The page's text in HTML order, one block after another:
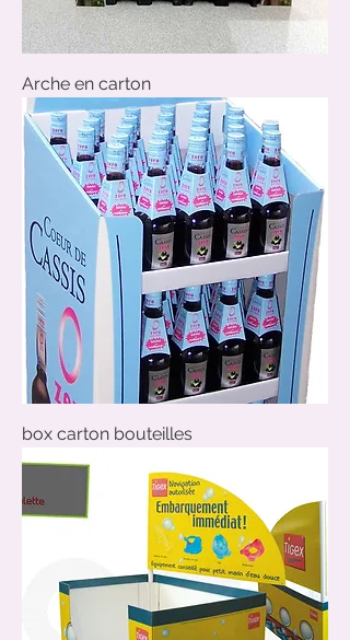
Arche en carton
box carton bouteilles